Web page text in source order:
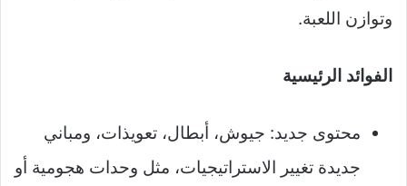
وتوازن اللعبة.
الفوائد الرئيسية
محتوى جديد: جيوش، أبطال، تعويذات، ومباني
جديدة تغيير الاستراتيجيات، مثل وحدات هجومية أو